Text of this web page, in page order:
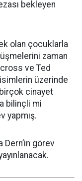
bekleyen
olan çocuklarla
zaman
ve Ted
isimlerin üzerinde
cinayet
bilinçli mi
yapmış.
görev